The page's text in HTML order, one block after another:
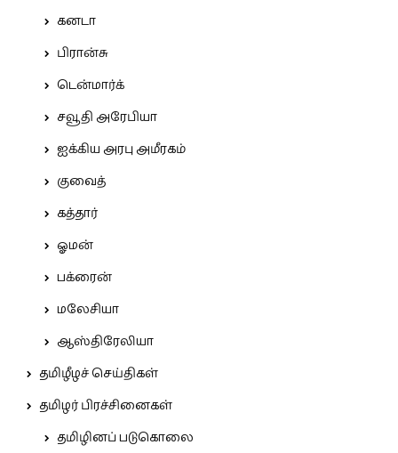
கனடா
பிரான்சு
டென்மார்க்
சவூதி அரேபியா
ஐக்கிய அரபு அமீரகம்
குவைத்
கத்தார்
ஓமன்
பக்ரைன்
மலேசியா
ஆஸ்திரேலியா
தமிழீழச் செய்திகள்
தமிழர் பிரச்சினைகள்
தமிழினப் படுகொலை